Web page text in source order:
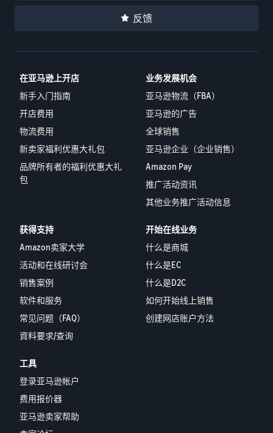
反馈
在亚马逊上开店
新手入门指南
开店费用
物流费用
新卖家福利优惠大礼包
品牌所有者的福利优惠大礼
包
业务发展机会
亚马逊物流（FBA）
亚马逊的广告
全球销售
亚马逊企业（企业销售）
Amazon Pay
推广活动资讯
其他业务推广活动信息
获得支持
Amazon卖家大学
活动和在线研讨会
销售案例
软件和服务
常见问题（FAQ）
資料要求/查询
开始在线业务
什么是商城
什么是EC
什么是D2C
如何开始线上销售
创建网店账户方法
工具
登录亚马逊帐户
费用报价器
亚马逊卖家帮助